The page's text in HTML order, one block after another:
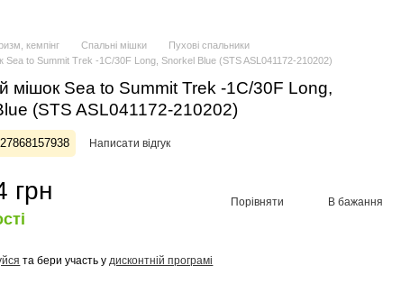
кемпінг Спальні мішки
Пухові спальники
Sea to Summit Trek -1C/30F Long, Snorkel Blue (STS ASL041172-210202)
мішок Sea to Summit Trek -1C/30F Long,
(STS ASL041172-210202)
Написати відгук
грн Порівняти В бажання
та бери участь у дисконтній програмі